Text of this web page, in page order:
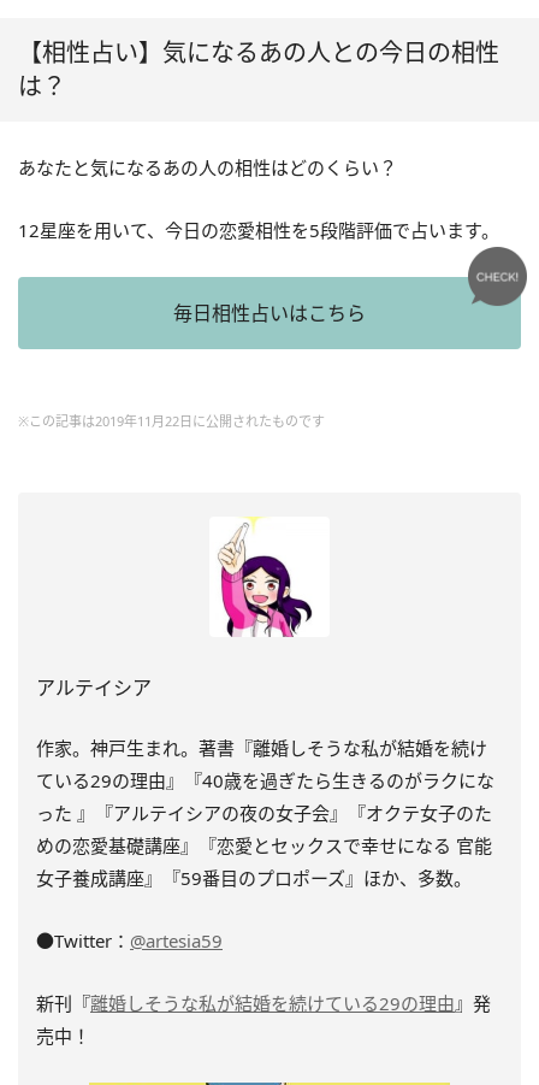
【相性占い】気になるあの人との今日の相性
は？
あなたと気になるあの人の相性はどのくらい？
12星座を用いて、今日の恋愛相性を5段階評価で占います。
毎日相性占いはこちら
※この記事は2019年11月22日に公開されたものです
アルテイシア
作家。神戸生まれ。著書『離婚しそうな私が結婚を続け
ている29の理由』『40歳を過ぎたら生きるのがラクにな
った 』『アルテイシアの夜の女子会』『オクテ女子のた
めの恋愛基礎講座』『恋愛とセックスで幸せになる 官能
女子養成講座』『59番目のプロポーズ』ほか、多数。
●Twitter： @artesia59
新刊『離婚しそうな私が結婚を続けている29の理由 』発
売中！